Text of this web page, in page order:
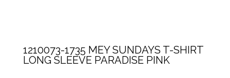
1210073-1735 MEY SUNDAYS T-SHIRT
LONG SLEEVE PARADISE PINK